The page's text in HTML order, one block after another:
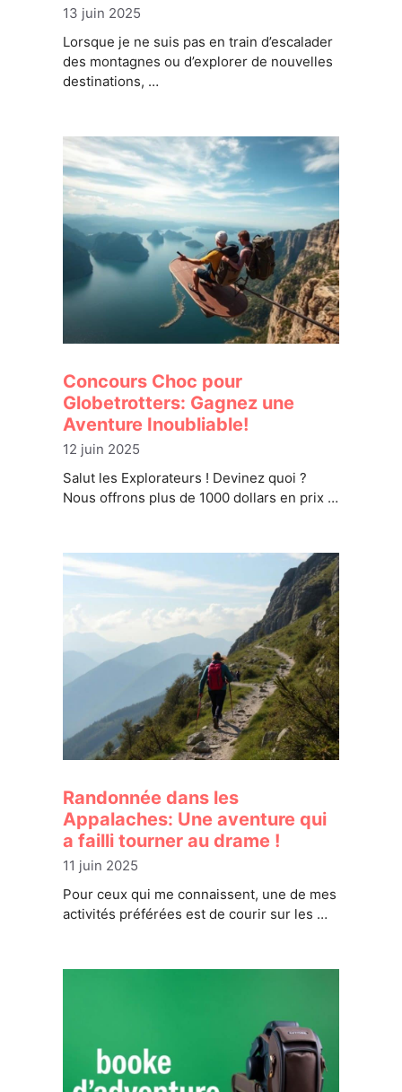
13 juin 2025
Lorsque je ne suis pas en train d’escalader
des montagnes ou d’explorer de nouvelles
destinations, …
Concours Choc pour
Globetrotters: Gagnez une
Aventure Inoubliable!
12 juin 2025
Salut les Explorateurs ! Devinez quoi ?
Nous offrons plus de 1000 dollars en prix …
Randonnée dans les
Appalaches: Une aventure qui
a failli tourner au drame !
11 juin 2025
Pour ceux qui me connaissent, une de mes
activités préférées est de courir sur les …